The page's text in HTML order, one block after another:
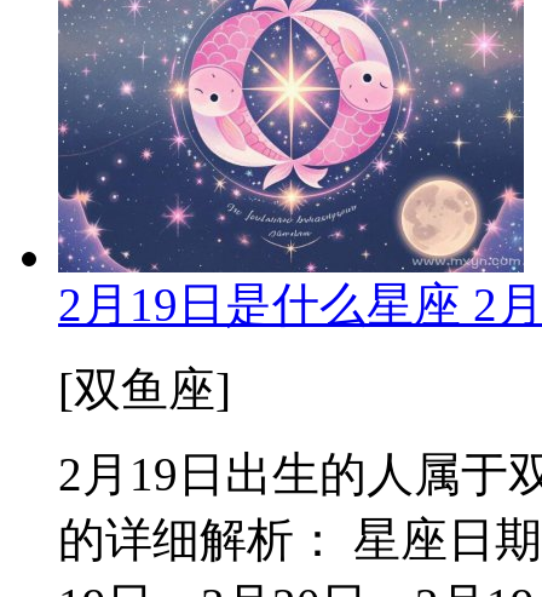
2月19日是什么星座 2
[双鱼座]
2月19日出生的人属于
的详细解析： 星座日